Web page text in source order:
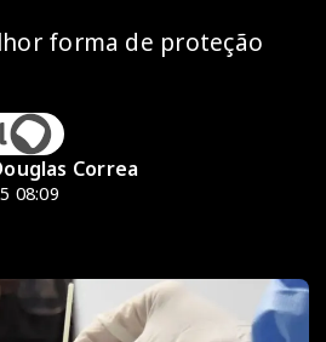
forma de proteção
Correa
08:09